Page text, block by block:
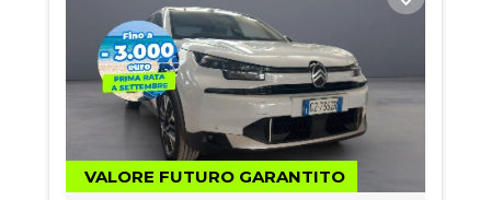
VALORE FUTURO GARANTITO